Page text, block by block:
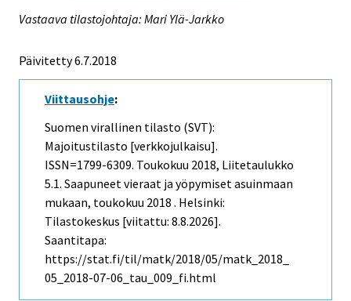
Vastaava tilastojohtaja: Mari Ylä-Jarkko
Päivitetty 6.7.2018
Viittausohje:
Suomen virallinen tilasto (SVT):
Majoitustilasto [verkkojulkaisu].
ISSN=1799-6309. Toukokuu 2018, Liitetaulukko
5.1. Saapuneet vieraat ja yöpymiset asuinmaan
mukaan, toukokuu 2018 . Helsinki:
Tilastokeskus [viitattu: 8.8.2026].
Saantitapa:
https://stat.fi/til/matk/2018/05/matk_2018_
05_2018-07-06_tau_009_fi.html